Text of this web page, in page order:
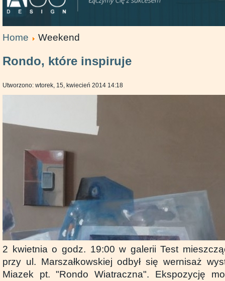
Home Weekend
Rondo, które inspiruje
Utworzono: wtorek, 15, kwiecień 2014 14:18
2 kwietnia o godz. 19:00 w galerii Test
przy ul. Marszałkowskiej odbył się wernisaż
Miazek pt. "Rondo Wiatraczna". Ekspozycję